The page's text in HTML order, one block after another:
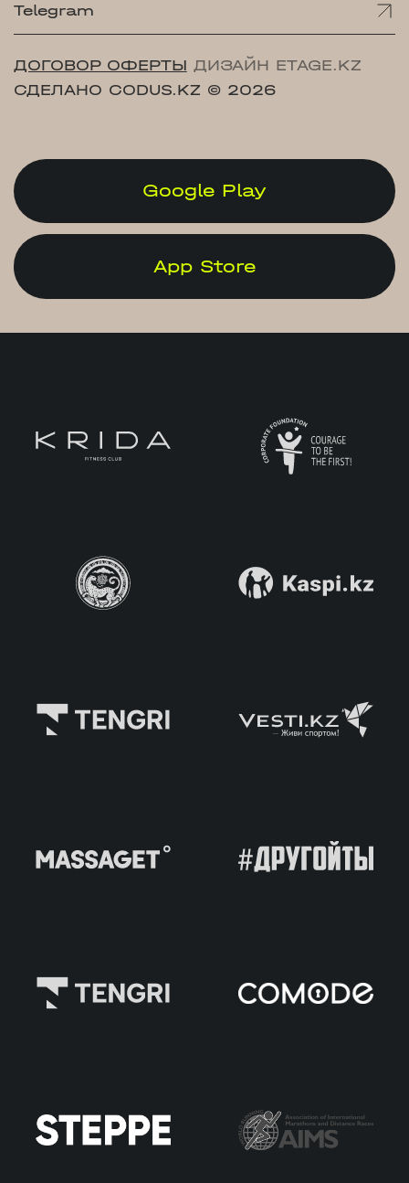
Telegram
ДОГОВОР ОФЕРТЫ ДИЗАЙН ETAGE.KZ
СДЕЛАНО CODUS.KZ © 2026
Google Play
App Store